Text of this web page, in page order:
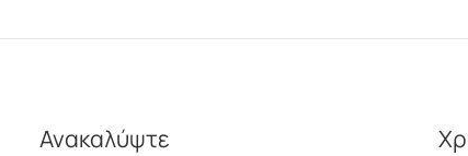
Ανακαλύψτε